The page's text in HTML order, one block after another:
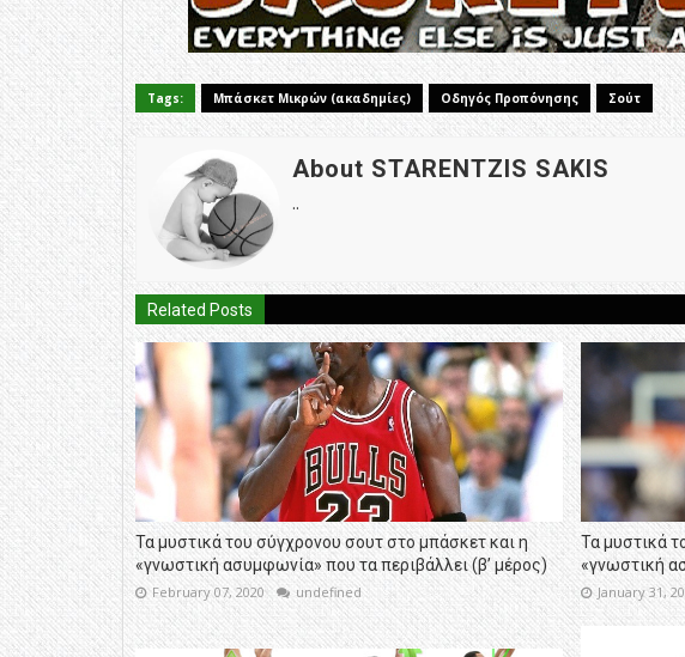
Tags: Μπάσκετ Μικρών (ακαδημίες) Οδηγός Προπόνησης Σούτ
About STARENTZIS SAKIS
..
Related Posts
Τα μυστικά του σύγχρονου σουτ στο μπάσκετ και η
«γνωστική ασυμφωνία» που τα περιβάλλει (β’ μέρος)
February 07, 2020 undefined
Τα μυστικά
«γνωστική
January 31,